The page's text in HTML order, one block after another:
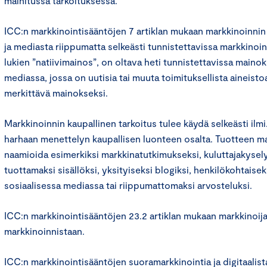
ICC:n markkinointisääntöjen 7 artiklan mukaan
ja mediasta riippumatta selkeästi tunnistettavissa
lukien ”natiivimainos”, on oltava heti tunnistettavissa
mediassa, jossa on uutisia tai muuta toimituksellista
merkittävä mainokseksi.
Markkinoinnin kaupallinen tarkoitus tulee käydä selkeästi
harhaan menettelyn kaupallisen luonteen osalta. Tuotteen
naamioida esimerkiksi markkinatutkimukseksi,
tuottamaksi sisällöksi, yksityiseksi blogiksi,
sosiaalisessa mediassa tai riippumattomaksi arvosteluksi.
ICC:n markkinointisääntöjen 23.2 artiklan mukaan
markkinoinnistaan.
ICC:n markkinointisääntöjen suoramarkkinointia ja